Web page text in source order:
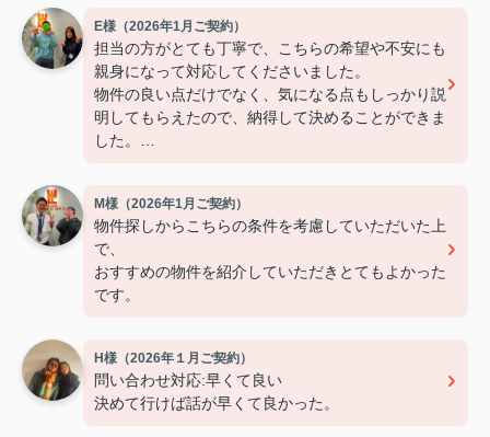
E様（2026年1月ご契約）
担当の方がとても丁寧で、こちらの希望や不安にも
親身になって対応してくださいました。
物件の良い点だけでなく、気になる点もしっかり説
明してもらえたので、納得して決めることができま
した。
また引っ越しの機会があれば、ぜひお願いしたいで
す。
M様（2026年1月ご契約）
物件探しからこちらの条件を考慮していただいた上
で、
おすすめの物件を紹介していただきとてもよかった
です。
H様（2026年１月ご契約）
問い合わせ対応:早くて良い
決めて行けば話が早くて良かった。